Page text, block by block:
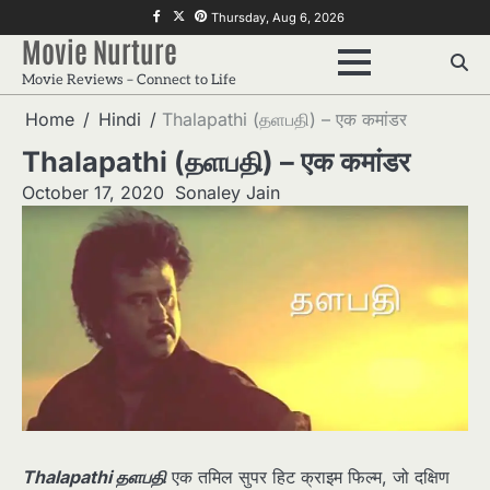
to
content
f twitterpinterest
Thursday, Aug 6, 2026
Movie Nurture
Movie Reviews – Connect to Life
Home Hindi Thalapathi (தளபதி) – एक कमांडर
Thalapathi (தளபதி) – एक कमांडर
October 17, 2020 Sonaley Jain
Thalapathi தளபதிएक तमिल सुपर हिट क्राइम फिल्म, जो दक्षिण